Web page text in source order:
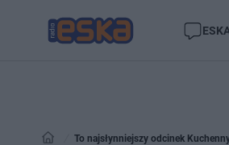
To najsłynniejszy odcinek